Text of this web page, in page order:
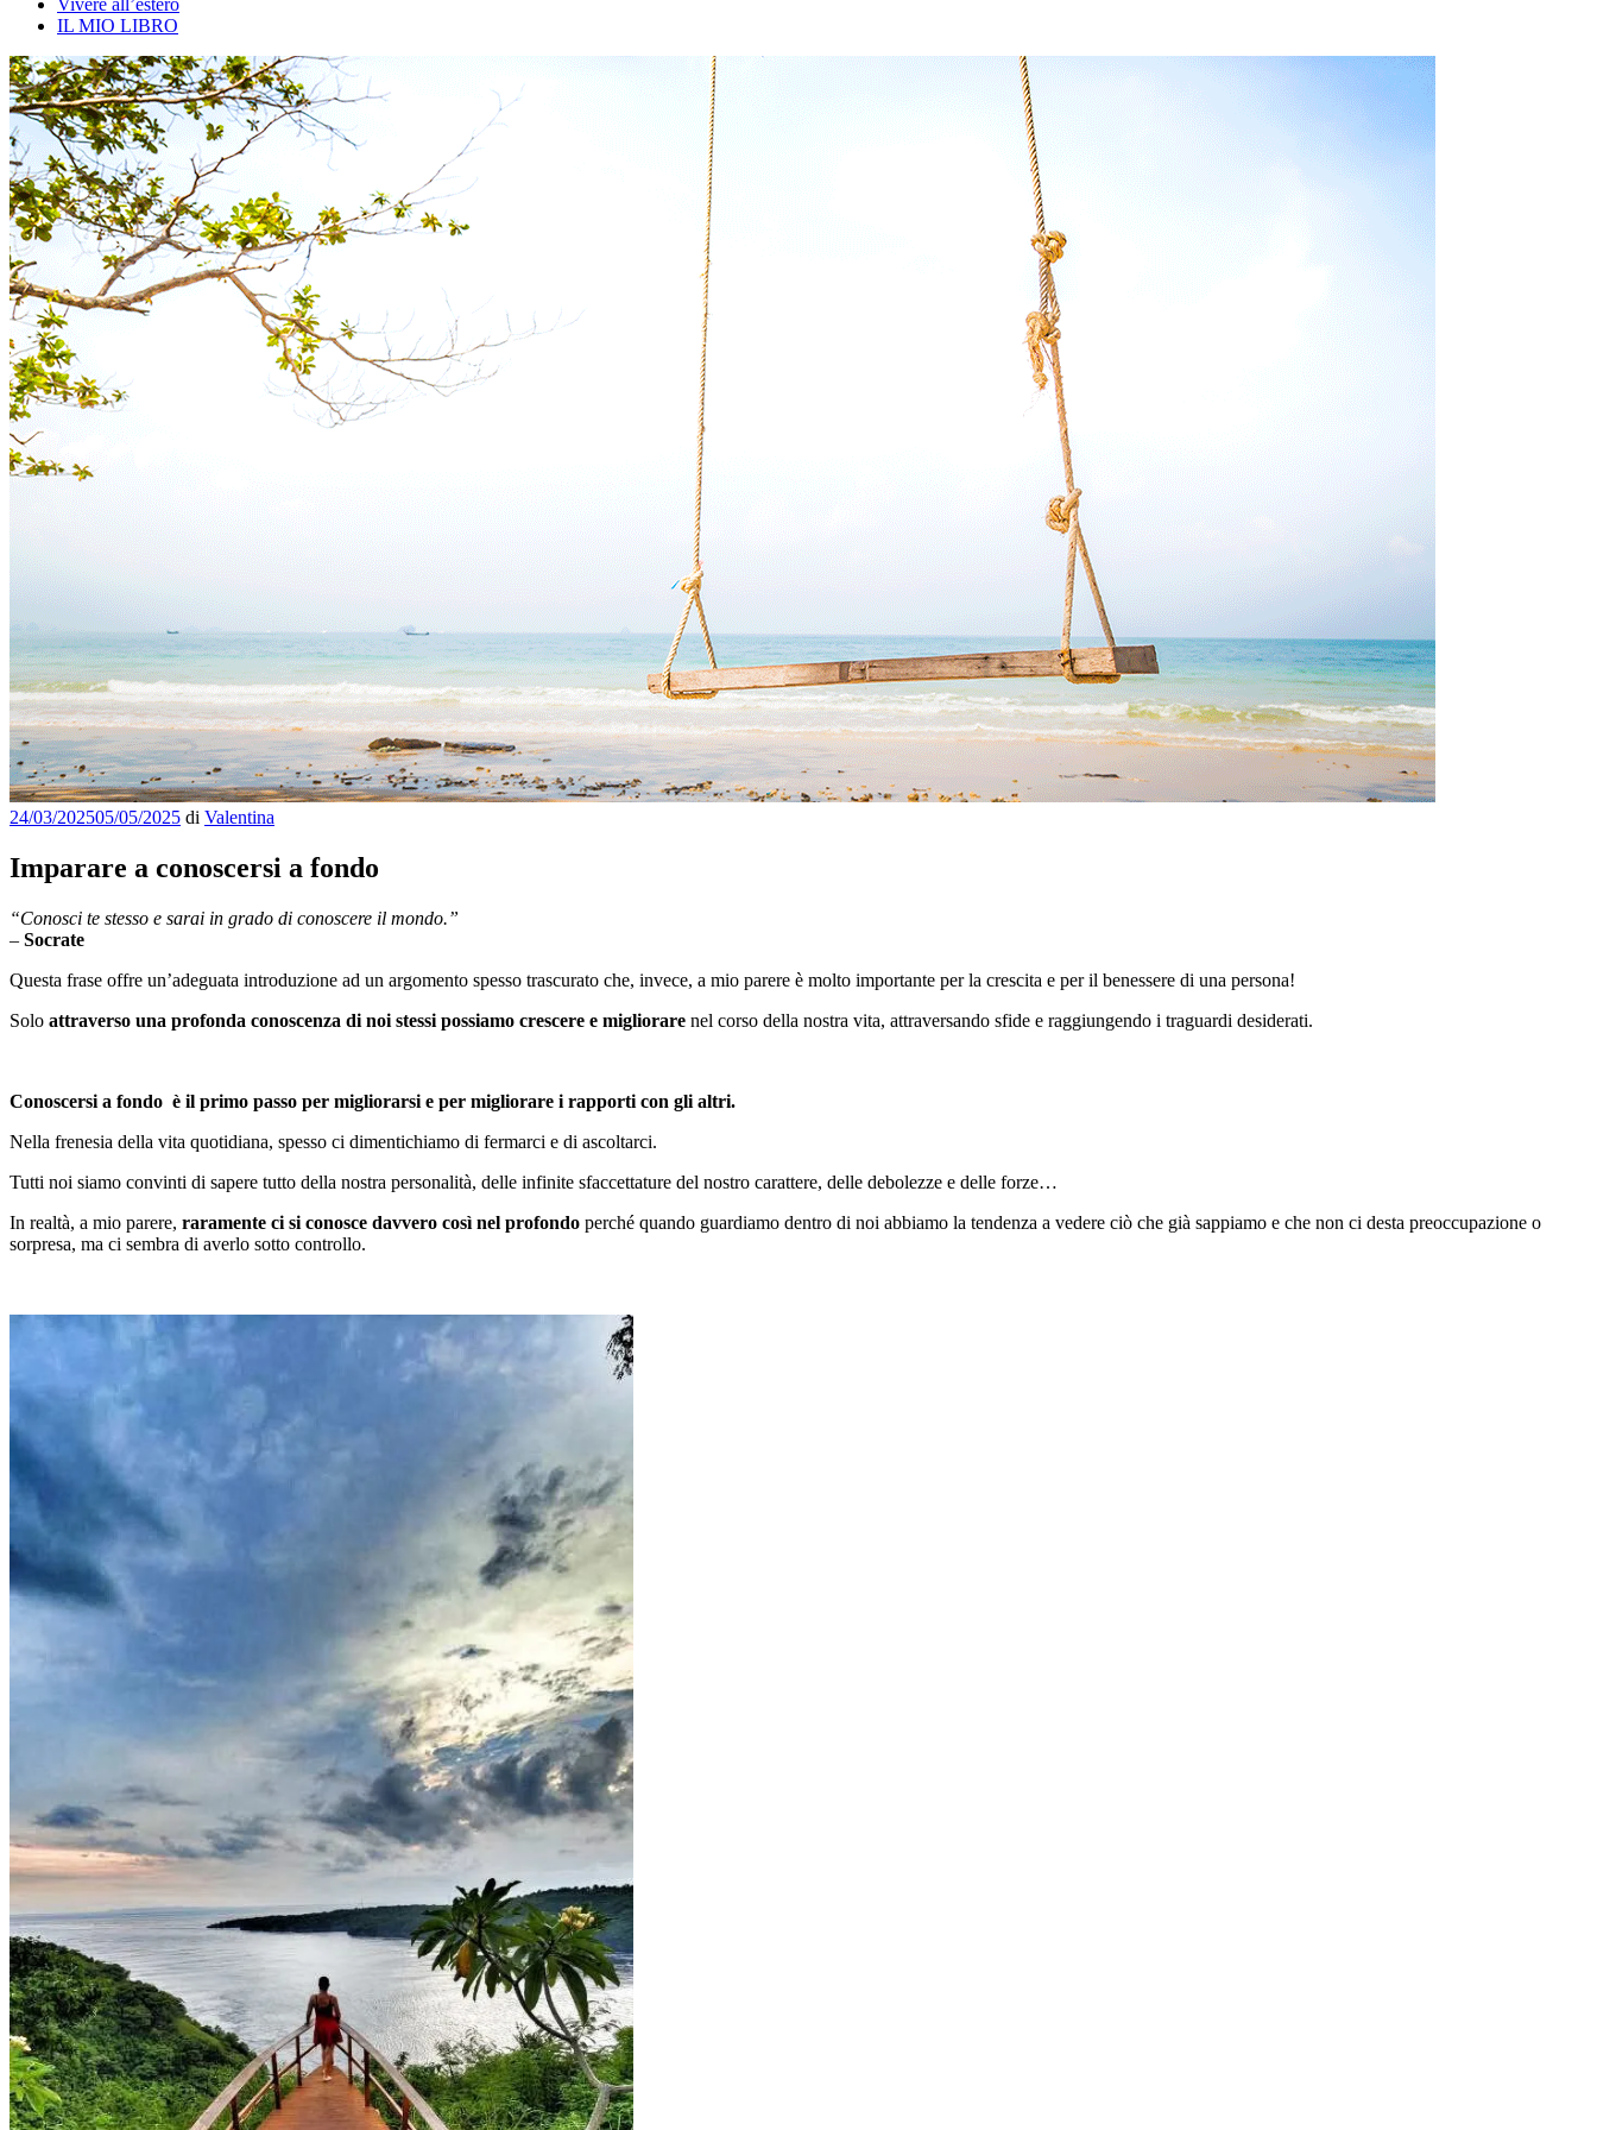
Vivere all’estero
IL MIO LIBRO
Pubblicato
24/03/202505/05/2025 di Valentina
Imparare a conoscersi a fondo
“Conosci te stesso e sarai in grado di conoscere il mondo.”
– Socrate
Questa frase offre un’adeguata introduzione ad un argomento spesso trascurato che, invece, a mio parere è molto importante per la crescita e per il benessere di una persona!
Solo attraverso una profonda conoscenza di noi stessi possiamo crescere e migliorare nel corso della nostra vita, attraversando sfide e raggiungendo i traguardi desiderati.
Conoscersi a fondo è il primo passo per migliorarsi e per migliorare i rapporti con gli altri.
Nella frenesia della vita quotidiana, spesso ci dimentichiamo di fermarci e di ascoltarci.
Tutti noi siamo convinti di sapere tutto della nostra personalità, delle infinite sfaccettature del nostro carattere, delle debolezze e delle forze…
In realtà, a mio parere, raramente ci si conosce davvero così nel profondo perché quando guardiamo dentro di noi abbiamo la tendenza a vedere ciò che già sappiamo e che non ci desta preoccupazione o
sorpresa, ma ci sembra di averlo sotto controllo.